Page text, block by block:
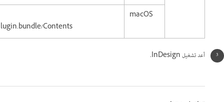
macOS
Contents
أعد تشغيل InDesign.